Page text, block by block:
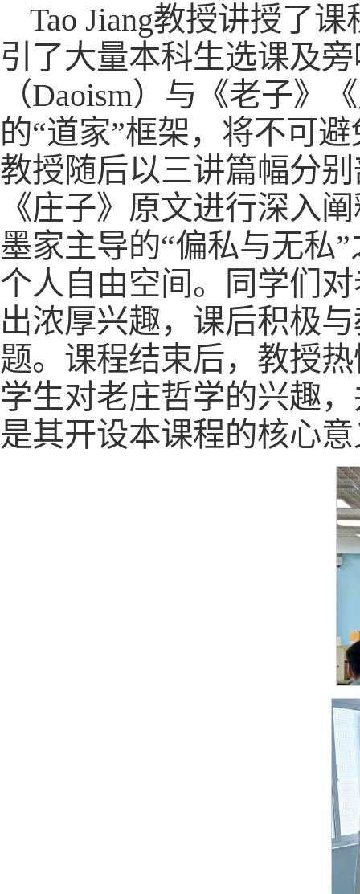
Tao Jiang教授讲授了课
引了大量本科生选课及
（Daoism）与《老子》
的“道家”框架，将不可
教授随后以三讲篇幅分
《庄子》原文进行深入
墨家主导的“偏私与无私
个人自由空间。同学们
出浓厚兴趣，课后积极
题。课程结束后，教授
学生对老庄哲学的兴趣
是其开设本课程的核心